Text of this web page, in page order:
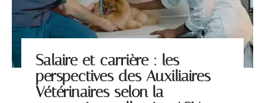
Salaire et carrière : les
perspectives des Auxiliaires
Vétérinaires selon la